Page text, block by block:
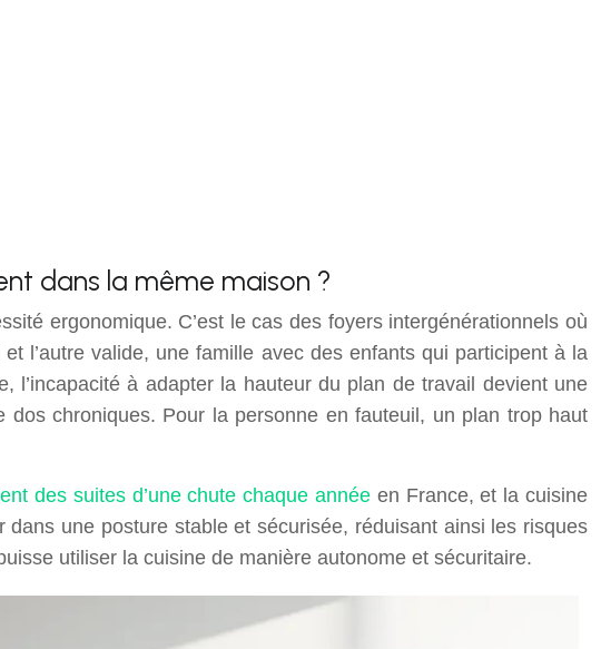
dans la même maison ?
ergonomique. C’est le cas des foyers intergénérationnels où
l’autre valide, une famille avec des enfants qui participent à la
à adapter la hauteur du plan de travail devient une
chroniques. Pour la personne en fauteuil, un plan trop haut
des suites d’une chute chaque année en France, et la cuisine
une posture stable et sécurisée, réduisant ainsi les risques
utiliser la cuisine de manière autonome et sécuritaire.